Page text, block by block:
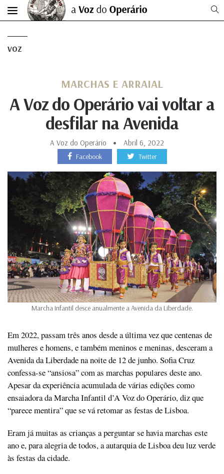
VOZ
MARCHAS E ARRAIAL
A Voz do Operário vai voltar a
desfilar na Avenida
A Voz do Operário Abril 6, 2022
Facebook Twitter
Marcha Infantil desce anualmente a Avenida da Liberdade.
Em 2022, passam três anos desde a última vez que centenas de
mulheres e homens, e também meninos e meninas, desceram a
Avenida da Liberdade na noite de 12 de junho. Sofia Cruz
confessa-se “ansiosa” com as marchas populares deste ano.
Apesar da experiência acumulada de várias edições como
ensaiadora da Marcha Infantil d’A Voz do Operário, diz que
“parece mentira” que se vá retomar as festas de Lisboa.
Eram já muitas as crianças a perguntar se havia marchas este
ano e, para alegria de todos, a autarquia de Lisboa deu luz verde
às festas da cidade.